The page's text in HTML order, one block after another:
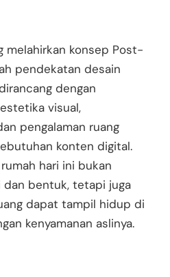
melahirkan konsep Post-
pendekatan desain
dengan
visual,
pengalaman ruang
konten digital.
hari ini bukan
dan bentuk, tetapi juga
dapat tampil hidup di
kenyamanan aslinya.